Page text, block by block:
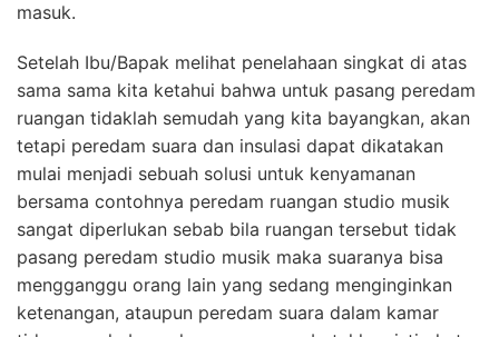
masuk.
Setelah Ibu/Bapak melihat penelahaan singkat di atas
sama sama kita ketahui bahwa untuk pasang peredam
ruangan tidaklah semudah yang kita bayangkan, akan
tetapi peredam suara dan insulasi dapat dikatakan
mulai menjadi sebuah solusi untuk kenyamanan
bersama contohnya peredam ruangan studio musik
sangat diperlukan sebab bila ruangan tersebut tidak
pasang peredam studio musik maka suaranya bisa
mengganggu orang lain yang sedang menginginkan
ketenangan, ataupun peredam suara dalam kamar